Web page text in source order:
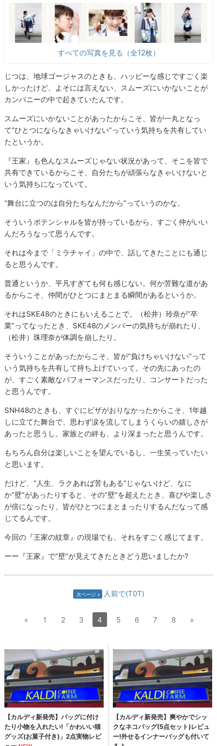
すべての写真を見る（全12枚）
じつは、地球ゴージャスのときも、ハッピーな感じですごく楽
しかったけど、よそには言えない、スムーズにいかないことが
カンパニーの中で起きていたんです。
スムーズにいかないことがあったからこそ、皆が一丸となっ
て“ひとつにならなきゃいけない”っていう気持ちを共有してい
たというか。
『王家』も色んなスムーズじゃない状況があって、そこを皆で
共有できているからこそ、自分たちが頑張らなきゃいけないと
いう気持ちになっていて。
“舞台に立つのは自分たちなんだから”っていうのかな。
そういうポテンシャルを皆が持っているから、すごく仲がいい
んだろうなって思うんです。
それは今まで「ミラチャイ」の中で、話してきたことにも通じ
ると思うんです。
普通というか、平凡すぎても何も感じない。何か苦難な道があ
るからこそ、仲間がひとつにまとまる瞬間があるというか。
それはSKE48のときにもいえることで。（松井）玲奈が”卒
業”ってなったとき、SKE48のメンバーの気持ちが崩れたり、
（松井）珠理奈が体調を崩したり。
そういうことがあったからこそ、皆が“負けちゃいけない”って
いう気持ちを共有して持ち上げていって。その先にあったの
が、すごく素敵なパフォーマンスだったり、コンサートだった
と思うんです。
SNH48のときも、すぐにビザがおりなかったからこそ、1年越
しに立てた舞台で、思わず涙を流してしまうくらいの嬉しさが
あったと思うし。家族との絆も、より深まったと思うんです。
もちろん自分は楽しいことを望んでいるし、一生笑っていたい
と思います。
だけど、“人生、ラクあれば苦もある”じゃないけど、なに
か“壁”があったりすると、その“壁”を超えたとき、喜びや楽しさ
が倍になったり、皆がひとつにまとまったりするんだなって感
じてるんです。
今回の『王家の紋章』の現場でも、それをすごく感じてます。
ーー『王家』で“壁”が見えてきたときどう思いましたか?
次ページ 人前で(T0T)
« 1 2 3 4 5 6 7 8 »